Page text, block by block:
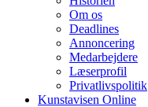
Om os
Deadlines
Annoncering
Medarbejdere
Læserprofil
Privatlivspolitik
Kunstavisen Online